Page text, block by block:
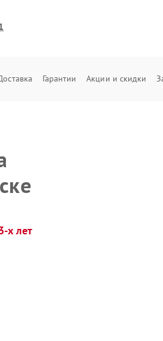
Гарантии Акции и скидки
х лет